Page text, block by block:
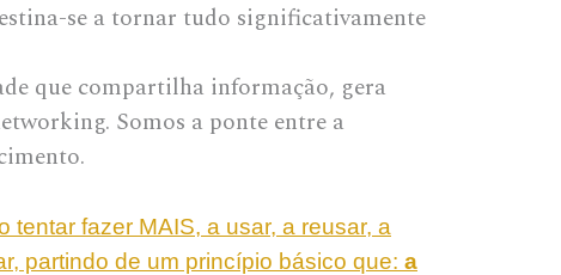
se a tornar tudo significativamente
que compartilha informação, gera
Somos a ponte entre a
tentar fazer MAIS, a usar, a reusar, a
partindo de um princípio básico que: a